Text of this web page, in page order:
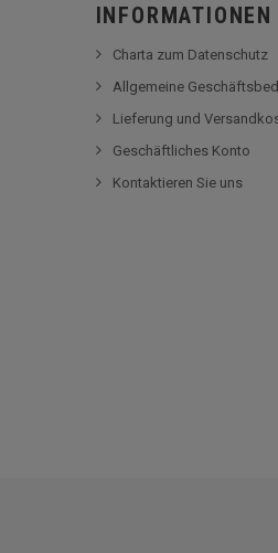
INFORMATIONEN
Charta zum Datenschutz
Allgemeine
Lieferung und
Geschäftliches Konto
Kontaktieren Sie uns